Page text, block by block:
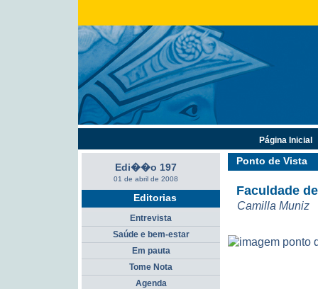
Ponto de Vista
Faculdade
Camilla Muniz
Edi��o 197
01 de abril de 2008
Editorias
Entrevista
Saúde e bem-estar
Em pauta
Tome Nota
Agenda
Página Inicial